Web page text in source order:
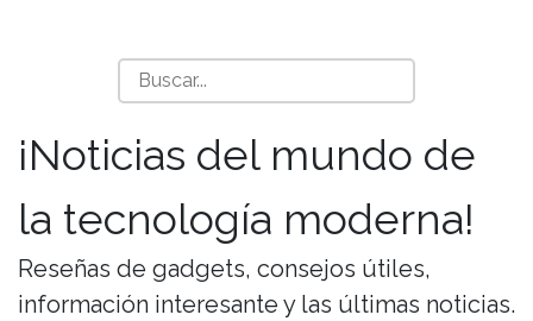
¡Noticias del mundo de
la tecnología moderna!
Reseñas de gadgets, consejos útiles,
información interesante y las últimas noticias.